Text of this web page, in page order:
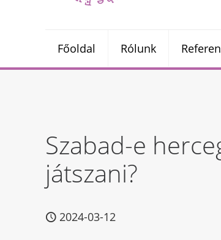
Főoldal Rólunk
Szabad-e
játszani?
2024-03-12